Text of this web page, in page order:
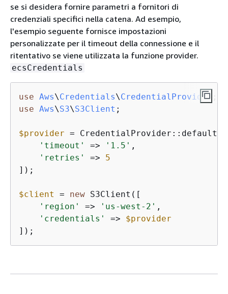
se si desidera fornire parametri a fornitori di
credenziali specifici nella catena. Ad esempio,
l'esempio seguente fornisce impostazioni
personalizzate per il timeout della connessione e il
ritentativo se viene utilizzata la funzione provider.
ecsCredentials
use Aws\Credentials\CredentialProvider
use Aws\S3\S3Client ;
$provider =
'timeout'
=> '1.5' ,
'retries'
=> 5
]);
$client = new S3Client([
'region'
=> 'us-west-2' ,
'credentials'
=> $provider
]);